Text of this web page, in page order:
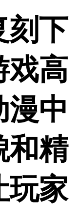
刻下
戏高
漫中
和精
玩家